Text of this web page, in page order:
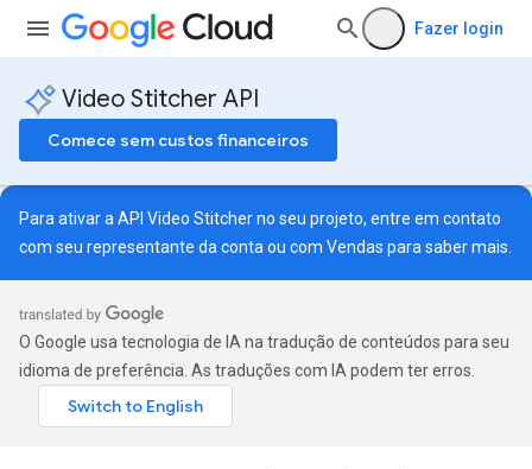
Fazer login
Video Stitcher API
Comece sem custos financeiros
Para ativar a API Video Stitcher no seu projeto, entre em contato
com seu representante da conta ou com Vendas para saber mais.
O Google usa tecnologia de IA na tradução de conteúdos para seu
idioma de preferência. As traduções com IA podem ter erros.